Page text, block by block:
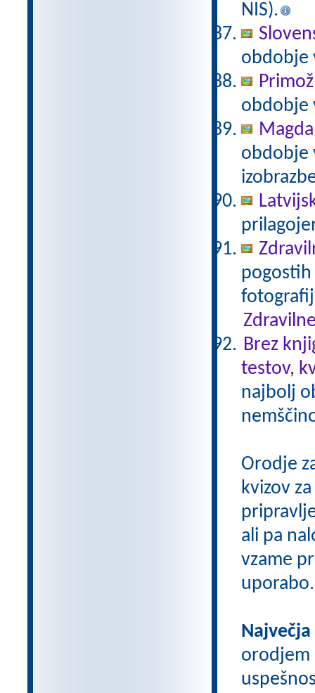
NIS).
obdobje
obdobje
obdobje
pogostih
Brez
testov,
najbolj
Orodje
kvizov za
ali pa
vzame
uporabo.
orodjem